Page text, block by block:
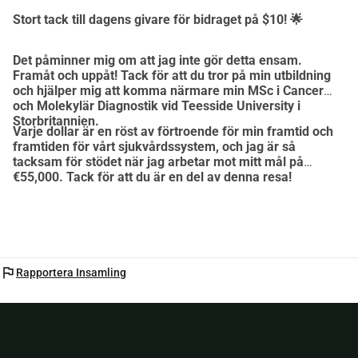
samhället, men jag kan inte göra detta utan en hjälpande
För att acceptera detta erbjudande och föra denna kunskap
tillbaka till det globala samhället måste jag samla in
£55,000.
Som vårdpersonal i Nigeria är denna summa omöjlig att nå
ensam. Dessa medel kommer strikt att användas på
följande sätt:
Levnadskostnader & Boende (£13,000): För att uppfylla
Stort tack till dagens givare för bidraget på $10! 🌟
Det påminner mig om att jag inte gör detta ensam.
Framåt och uppåt! Tack för att du tror på min utbildning
och hjälper mig att komma närmare min MSc i Cancer
och Molekylär Diagnostik vid Teesside University i
Storbritannien.
Varje dollar är en röst av förtroende för min framtid och
framtiden för vårt sjukvårdssystem, och jag är så
tacksam för stödet när jag arbetar mot mitt mål på
€55,000. Tack för att du är en del av denna resa!
flag Rapportera Insamling